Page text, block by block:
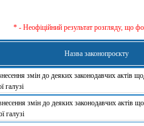
* - Неофіційний результат розгляду, що
Назва законопроєкту
змін до деяких законодавчих актів
галузі
змін до деяких законодавчих актів
галузі